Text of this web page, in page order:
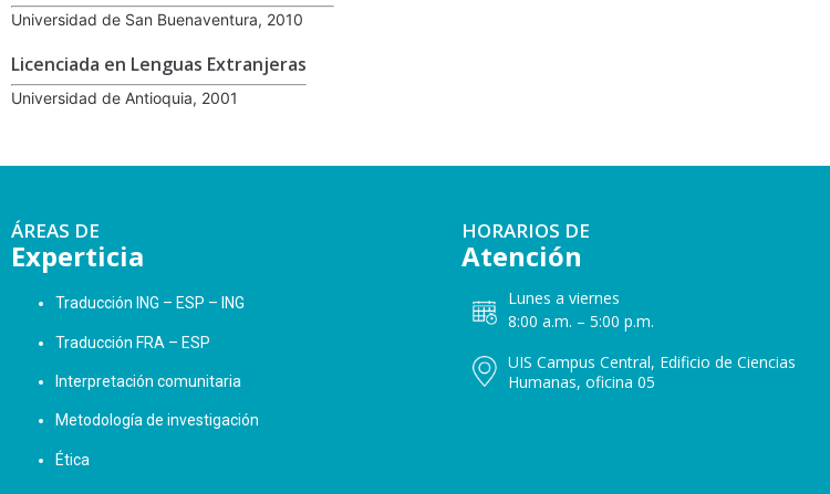
Universidad de San Buenaventura, 2010
Licenciada en Lenguas Extranjeras
Universidad de Antioquia, 2001
ÁREAS DE
Experticia
Traducción ING – ESP – ING
Traducción FRA – ESP
Interpretación comunitaria
Metodología de investigación
Ética
HORARIOS DE
Atención
Lunes a viernes
8:00 a.m. – 5:00 p.m.
UIS Campus Central, Edificio de Ciencias
Humanas, oficina 05